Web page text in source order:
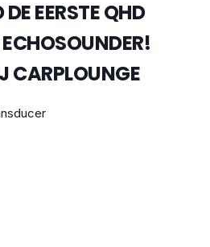
EERSTE QHD
CARPLOUNGE